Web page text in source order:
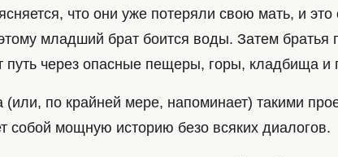
что они уже потеряли свою мать, и это
младший брат боится воды. Затем братья
через опасные пещеры, горы, кладбища и
(или, по крайней мере, напоминает) такими
собой мощную историю безо всяких диалогов.